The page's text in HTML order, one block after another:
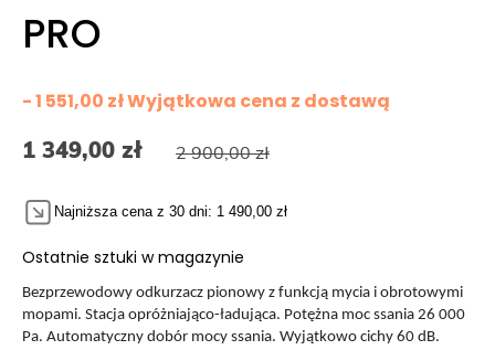
PRO
- 1 551,00 zł Wyjątkowa cena z dostawą
1 349,00 zł 2 900,00 zł
Najniższa cena z 30 dni: 1 490,00 zł
Ostatnie sztuki w magazynie
Bezprzewodowy odkurzacz pionowy z funkcją mycia i obrotowymi
mopami. Stacja opróżniająco-ładująca. Potężna moc ssania 26 000
Pa. Automatyczny dobór mocy ssania. Wyjątkowo cichy 60 dB.